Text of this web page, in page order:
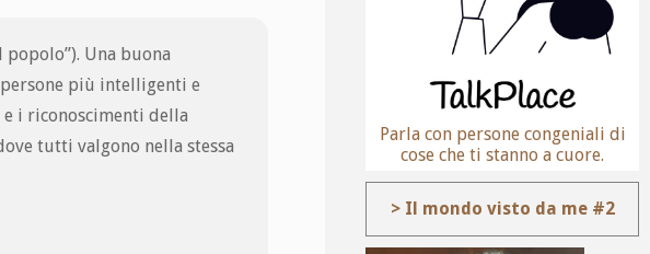
popolo”). Una buona
più intelligenti e
e i riconoscimenti della
tutti valgono nella stessa
Parla con persone congeniali di
cose che ti stanno a cuore.
> Il mondo visto da me #2